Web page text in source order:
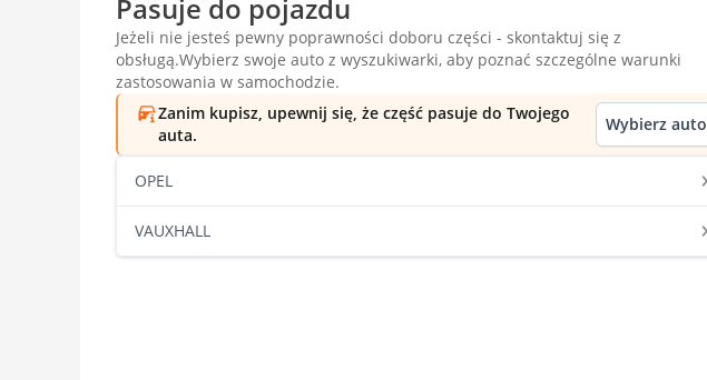
Pasuje do pojazdu
Jeżeli nie jesteś pewny poprawności doboru części - skontaktuj się z
obsługą.Wybierz swoje auto z wyszukiwarki, aby poznać szczególne warunki
zastosowania w samochodzie.
Zanim kupisz, upewnij się, że część pasuje do Twojego
auta.
Wybierz auto
OPEL
VAUXHALL